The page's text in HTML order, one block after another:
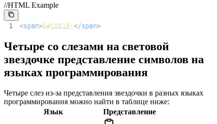
//HTML Example
1 <span>&#10018;</span>
Четыре со слезами на световой
звездочке представление символов на
языках программирования
Четыре слез из-за представления звездочки в разных языках
программирования можно найти в таблице ниже:
Язык
Представление